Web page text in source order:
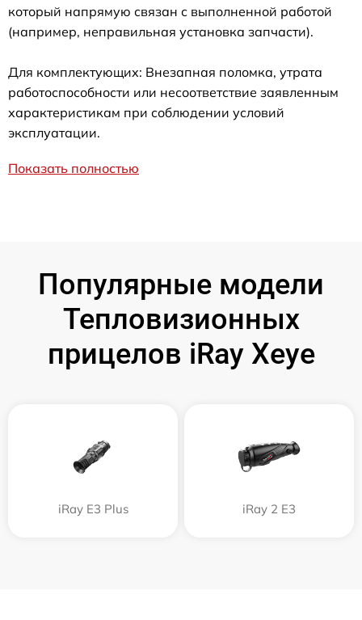
который напрямую связан с выполненной работой
(например, неправильная установка запчасти).
Для комплектующих: Внезапная поломка, утрата
работоспособности или несоответствие заявленным
характеристикам при соблюдении условий
эксплуатации.
Показать полностью
Популярные модели
Тепловизионных
прицелов iRay Xeye
iRay E3 Plus iRay 2 E3